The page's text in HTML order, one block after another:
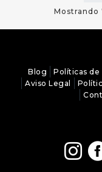
Mostrando
Blog Políticas de
Aviso Legal